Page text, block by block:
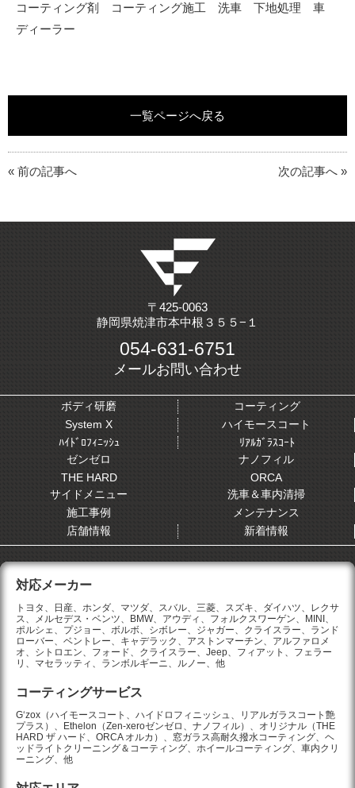
コーティング剤 コーティング施工 洗車 下地処理 車
ディーラー
一覧ページへ戻る
« 前の記事へ 次の記事へ »
〒425-0063
静岡県焼津市本中根３５５−１
054-631-6751
メールお問い合わせ
ボディ研磨
コーティング
System X
ハイモースコート
ﾊｲﾄﾞﾛﾌｨﾆｯｼｭ
ﾘｱﾙｶﾞﾗｽｺｰﾄ
ゼンゼロ
ナノフィル
THE HARD
ORCA
サイドメニュー
洗車＆車内清掃
施工事例
メンテナンス
店舗情報
新着情報
対応メーカー
トヨタ、日産、ホンダ、マツダ、スバル、三菱、スズキ、ダイハツ、レクサ
ス、メルセデス・ベンツ、BMW、アウディ、フォルクスワーゲン、MINI、
ポルシェ、プジョー、ボルボ、シボレー、ジャガー、クライスラー、ランド
ローバー、ベントレー、キャデラック、アストンマーチン、アルファロメ
オ、シトロエン、フォード、クライスラー、Jeep、フィアット、フェラー
リ、マセラッティ、ランボルギーニ、ルノー、他
コーティングサービス
G‘zox（ハイモースコート、ハイドロフィニッシュ、リアルガラスコート艶
プラス）、Ethelon（Zen-xeroゼンゼロ、ナノフィル）、オリジナル（THE
HARD ザ ハード、ORCA オルカ）、窓ガラス高耐久撥水コーティング、ヘ
ッドライトクリーニング＆コーティング、ホイールコーティング、車内クリ
ーニング、他